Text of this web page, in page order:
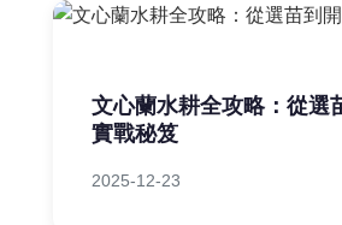
文心蘭水耕全攻略：從選
實戰秘笈
2025-12-23